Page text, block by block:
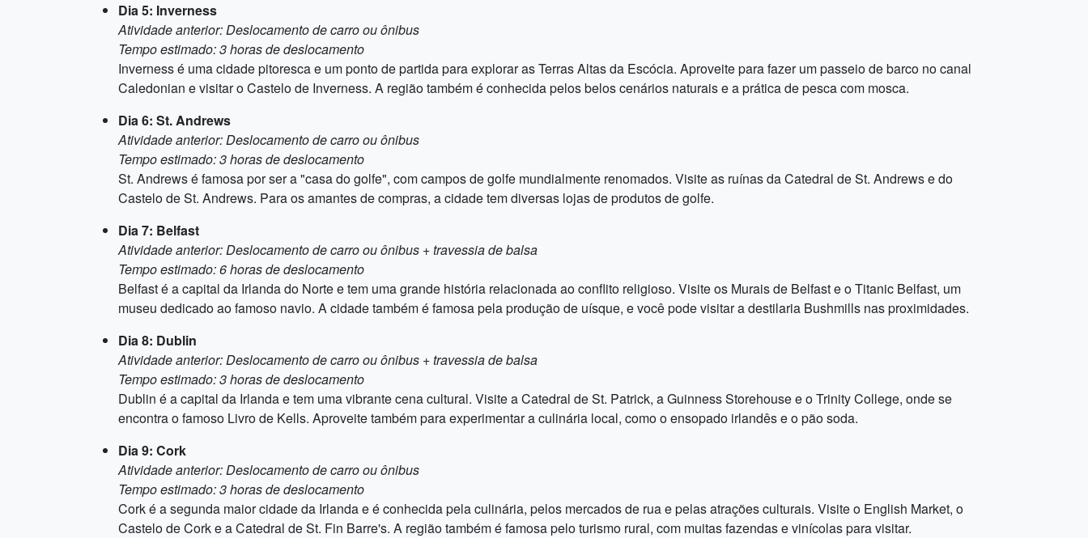
Dia 5: Inverness
Atividade anterior: Deslocamento de carro ou ônibus
Tempo estimado: 3 horas de deslocamento
Inverness é uma cidade pitoresca e um ponto de partida para explorar as Terras Altas da Escócia. Aproveite para fazer um passeio de barco no canal
Caledonian e visitar o Castelo de Inverness. A região também é conhecida pelos belos cenários naturais e a prática de pesca com mosca.
Dia 6: St. Andrews
Atividade anterior: Deslocamento de carro ou ônibus
Tempo estimado: 3 horas de deslocamento
St. Andrews é famosa por ser a "casa do golfe", com campos de golfe mundialmente renomados. Visite as ruínas da Catedral de St. Andrews e do
Castelo de St. Andrews. Para os amantes de compras, a cidade tem diversas lojas de produtos de golfe.
Dia 7: Belfast
Atividade anterior: Deslocamento de carro ou ônibus + travessia de balsa
Tempo estimado: 6 horas de deslocamento
Belfast é a capital da Irlanda do Norte e tem uma grande história relacionada ao conflito religioso. Visite os Murais de Belfast e o Titanic Belfast, um
museu dedicado ao famoso navio. A cidade também é famosa pela produção de uísque, e você pode visitar a destilaria Bushmills nas proximidades.
Dia 8: Dublin
Atividade anterior: Deslocamento de carro ou ônibus + travessia de balsa
Tempo estimado: 3 horas de deslocamento
Dublin é a capital da Irlanda e tem uma vibrante cena cultural. Visite a Catedral de St. Patrick, a Guinness Storehouse e o Trinity College, onde se
encontra o famoso Livro de Kells. Aproveite também para experimentar a culinária local, como o ensopado irlandês e o pão soda.
Dia 9: Cork
Atividade anterior: Deslocamento de carro ou ônibus
Tempo estimado: 3 horas de deslocamento
Cork é a segunda maior cidade da Irlanda e é conhecida pela culinária, pelos mercados de rua e pelas atrações culturais. Visite o English Market, o
Castelo de Cork e a Catedral de St. Fin Barre's. A região também é famosa pelo turismo rural, com muitas fazendas e vinícolas para visitar.